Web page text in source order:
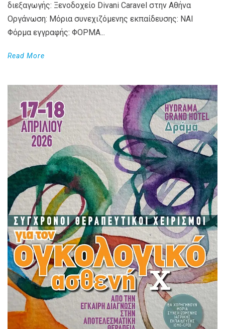
διεξαγωγής: Ξενοδοχείο Divani Caravel στην Αθήνα
Οργάνωση: Μόρια συνεχιζόμενης εκπαίδευσης: ΝΑΙ
Φόρμα εγγραφής: ΦΟΡΜΑ...
Read More